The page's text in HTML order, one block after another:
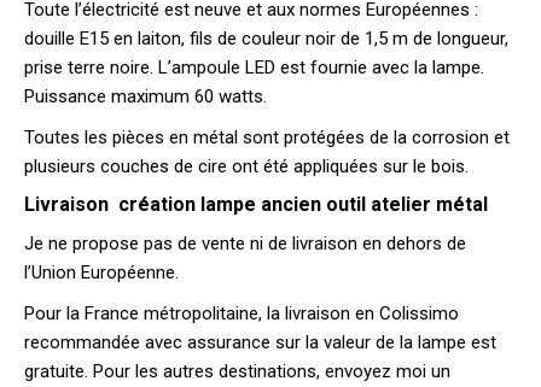
Toute l’électricité est neuve et aux normes Européennes :
douille E15 en laiton, fils de couleur noir de 1,5 m de longueur,
prise terre noire. L’ampoule LED est fournie avec la lampe.
Puissance maximum 60 watts.
Toutes les pièces en métal sont protégées de la corrosion et
plusieurs couches de cire ont été appliquées sur le bois.
Livraison création lampe ancien outil atelier métal
Je ne propose pas de vente ni de livraison en dehors de
l’Union Européenne.
Pour la France métropolitaine, la livraison en Colissimo
recommandée avec assurance sur la valeur de la lampe est
gratuite. Pour les autres destinations, envoyez moi un